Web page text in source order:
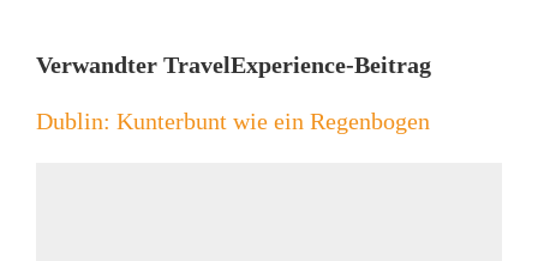
Verwandter TravelExperience-Beitrag
Dublin: Kunterbunt wie ein Regenbogen